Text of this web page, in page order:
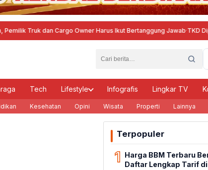
Truk dan Cargo Owner Harus Ikut Bertanggung Jawab ·TKD
Tech Lifestyle Infografis Lingkar TV
Kesehatan Opini Wisata Properti Lainnya
Terpopuler
1 Harga BBM Terbaru
Daftar Lengkap Tarif